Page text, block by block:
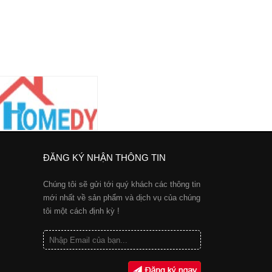
ĐĂNG KÝ NHẬN THÔNG TIN
Chúng tôi sẽ gửi tới quý khách các thông tin
mới nhất về sản phẩm và dịch vụ của chúng
tôi một cách định kỳ !